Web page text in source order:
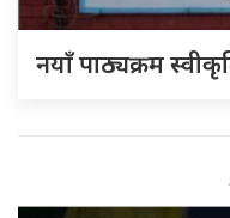
नयाँ पाठ्यक्रम